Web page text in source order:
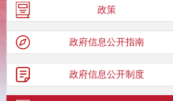
政策
政府信息公开指南
政府信息公开制度